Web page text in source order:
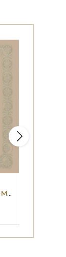
The Brain Balance Method